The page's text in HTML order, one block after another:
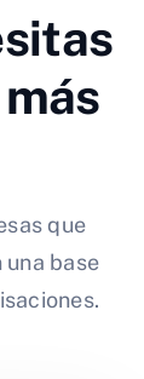
que
una base